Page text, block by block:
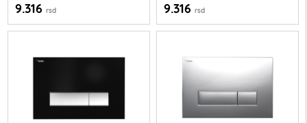
9.316rsd 9.316 rsd